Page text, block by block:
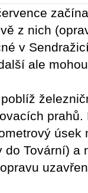
z nich
v
ale
do Tovární) a